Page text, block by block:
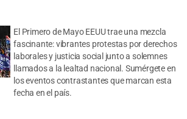
El Primero de Mayo EEUU trae una mezcla
fascinante: vibrantes protestas por derechos
laborales y justicia social junto a solemnes
llamados a la lealtad nacional. Sumérgete en
los eventos contrastantes que marcan esta
fecha en el país.